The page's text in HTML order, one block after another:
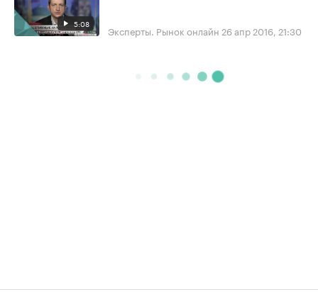
5:08 Эксперты. Рынок онлайн 26 апр 2016, 21:30